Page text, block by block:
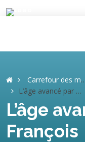
Carrefour des mémoires
L’âge avancé par François
L’âge
François